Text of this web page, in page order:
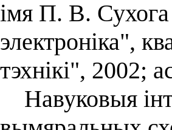
імя П. В.
электроніка",
тэхнікі", 2002;
Навуковыя